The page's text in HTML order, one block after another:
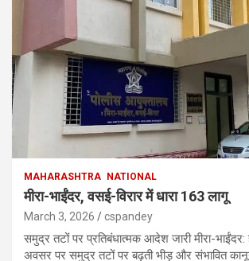
MAHARASHTRA NATIONAL
मीरा-भाईंदर, वसई-विरार में धारा 163 लागू
March 3, 2026 cspandey
समुद्र तटों पर प्रतिबंधात्मक आदेश जारी मीरा-
अवसर पर समुद्र तटों पर बढ़ती भीड़ और संभावित